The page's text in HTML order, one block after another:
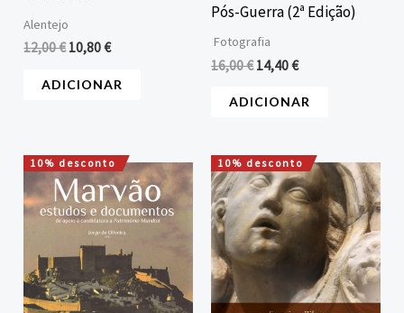
Alentejo
12,00€ 10,80€
ADICIONAR
Pós-Guerra (2ª Edição)
Fotografia
16,00€ 14,40€
ADICIONAR
10% desconto
O
preço
original
era:
35,00 €.
O
preço
atual
é:
31,50 €.
10% desconto
O
preço
original
era:
16,00 €.
O
preço
atual
é:
14,40 €.